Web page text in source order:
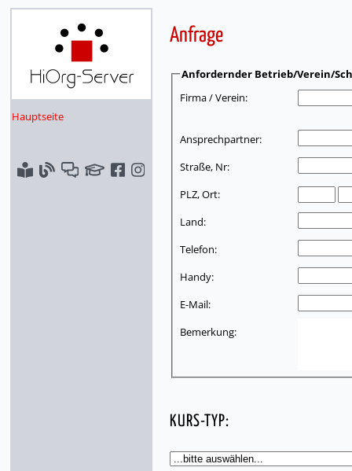
Hauptseite
Anfrage
Anfordernder Betrieb/Verein/
Firma / Verein:
Ansprechpartner:
Straße, Nr:
PLZ, Ort:
Land:
Telefon:
Handy:
E-Mail:
Bemerkung:
KURS-TYP: